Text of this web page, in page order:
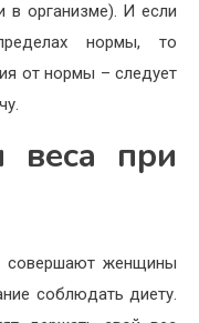
в организме). И если
нормы, то
от нормы – следует
веса при
женщины
соблюдать диету.